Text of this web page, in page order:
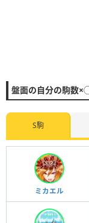
盤面の自分の駒数
S駒
ミカエル